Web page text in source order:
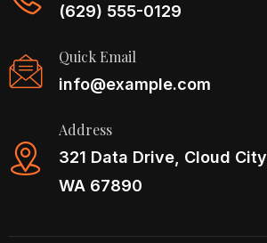
(629) 555-0129
Quick Email
info@example.com
Address
321 Data Drive, Cloud City,
WA 67890